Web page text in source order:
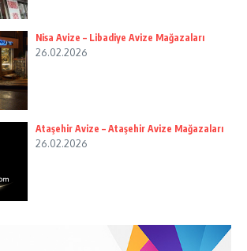
Nisa Avize – Libadiye Avize Mağazaları
26.02.2026
Ataşehir Avize – Ataşehir Avize Mağazaları
26.02.2026